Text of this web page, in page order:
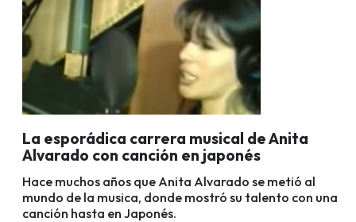
La esporádica carrera musical de Anita
Alvarado con canción en japonés
Hace muchos años que Anita Alvarado se metió al
mundo de la musica, donde mostró su talento con una
canción hasta en Japonés.